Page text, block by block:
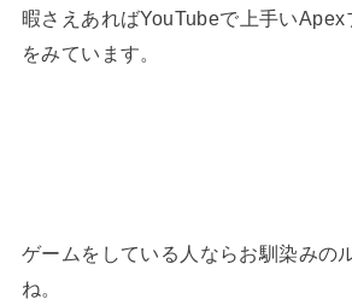
暇さえあればYouTubeで上手いApex
をみています。
ゲームをしている人ならお馴染みの
ね。